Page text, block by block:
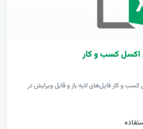
اکسل کسب و کار
و کار فایل‌های لایه باز و قابل ویرایش در